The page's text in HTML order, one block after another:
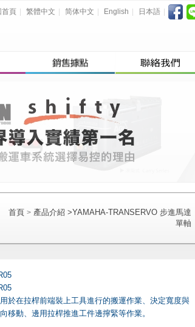
首頁 繁體中文 简体中文 English 日本語
首頁 > 產品介紹 >YAMAHA-TRANSERVO 步進馬達
單軸
於在拉桿前端裝上工具進行的搬運作業、決定寬度與
移動、邊用拉桿推進工件邊擰緊等作業。